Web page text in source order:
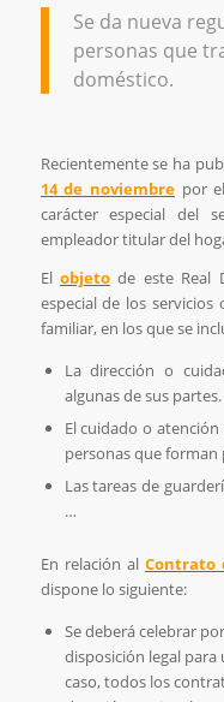
Se da nueva
personas que
doméstico.
Recientemente se ha
14 de noviembre por
carácter especial del
empleador titular del
El objetode este Real
especial de los
familiar, en los que se
La dirección o
algunas de sus partes.
El cuidado o
personas que
Las tareas de
…
En relación al Contrato
dispone lo siguiente:
Se deberá celebrar
disposición legal
caso, todos los